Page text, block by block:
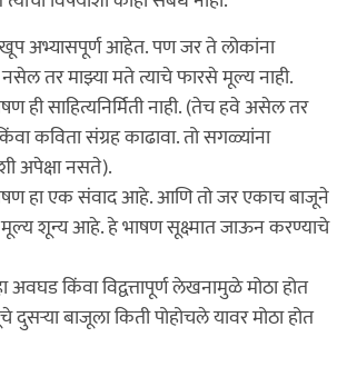
अभ्यासपूर्ण आहेत. पण जर ते लोकांना
तर माझ्या मते त्याचे फारसे मूल्य नाही.
ही साहित्यनिर्मिती नाही. (तेच हवे असेल तर
कविता संग्रह काढावा. तो सगळ्यांना
अपेक्षा नसते).
हा एक संवाद आहे. आणि तो जर एकाच बाजूने
शून्य आहे. हे भाषण सूक्ष्मात जाऊन करण्याचे
किंवा विद्वत्तापूर्ण लेखनामुळे मोठा होत
बाजूला किती पोहोचले यावर मोठा होत